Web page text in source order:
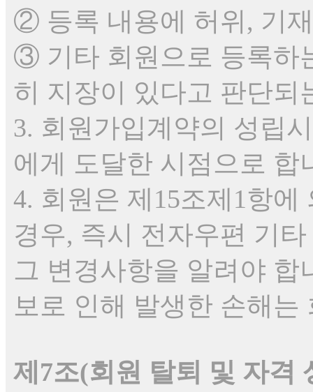
② 등록 내용에 허위, 기
③ 기타 회원으로 등록하
히 지장이 있다고 판단되
3. 회원가입계약의 성립
에게 도달한 시점으로 합
4. 회원은 제15조제1항
경우, 즉시 전자우편 기
그 변경사항을 알려야
보로 인해 발생한 손해는
제7조(회원 탈퇴 및 자격